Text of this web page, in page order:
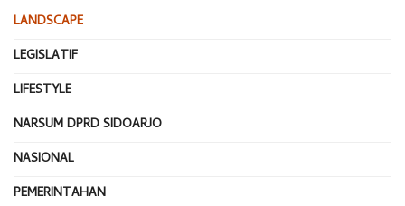
LANDSCAPE
LEGISLATIF
LIFESTYLE
NARSUM DPRD SIDOARJO
NASIONAL
PEMERINTAHAN